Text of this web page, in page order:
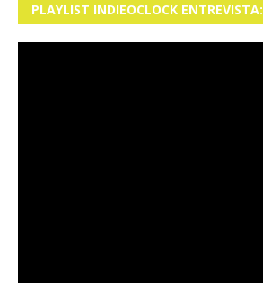
PLAYLIST INDIEOCLOCK ENTREVISTA: